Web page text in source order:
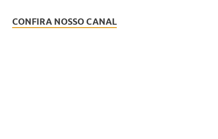
CONFIRA NOSSO CANAL